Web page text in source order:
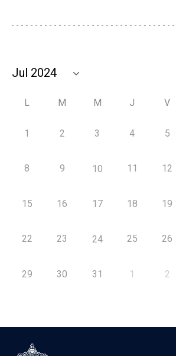
L M M J V
1 2 3 4 5
8 9 10 11 12
15 16 17 18 19
22 23 24 25 26
29 30 31 1 2